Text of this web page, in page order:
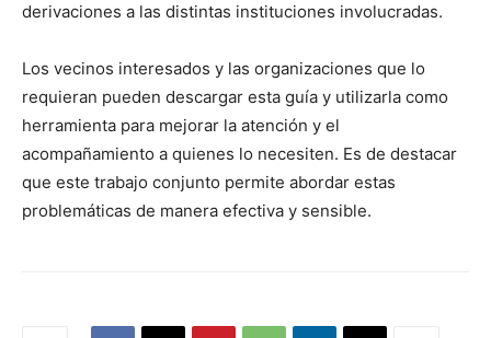
derivaciones a las distintas instituciones involucradas.
Los vecinos interesados y las organizaciones que lo
requieran pueden descargar esta guía y utilizarla como
herramienta para mejorar la atención y el
acompañamiento a quienes lo necesiten. Es de destacar
que este trabajo conjunto permite abordar estas
problemáticas de manera efectiva y sensible.